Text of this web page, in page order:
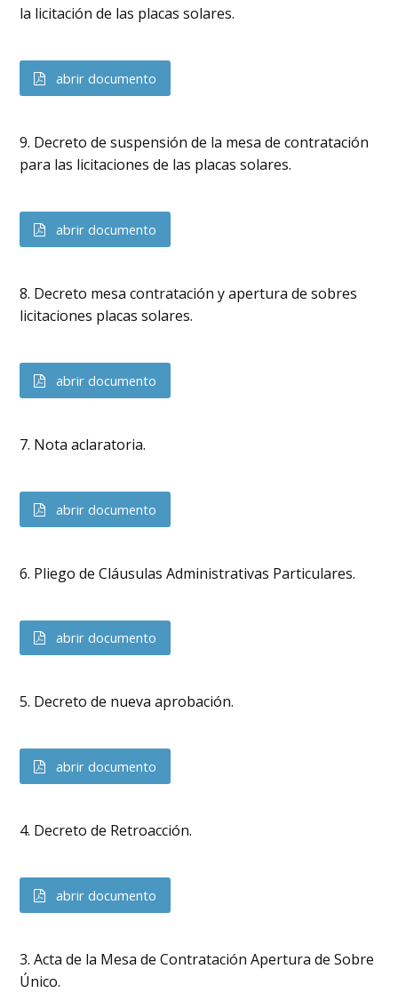
la licitación de las placas solares.
abrir documento
9. Decreto de suspensión de la mesa de contratación
para las licitaciones de las placas solares.
abrir documento
8. Decreto mesa contratación y apertura de sobres
licitaciones placas solares.
abrir documento
7. Nota aclaratoria.
abrir documento
6. Pliego de Cláusulas Administrativas Particulares.
abrir documento
5. Decreto de nueva aprobación.
abrir documento
4. Decreto de Retroacción.
abrir documento
3. Acta de la Mesa de Contratación Apertura de Sobre
Único.